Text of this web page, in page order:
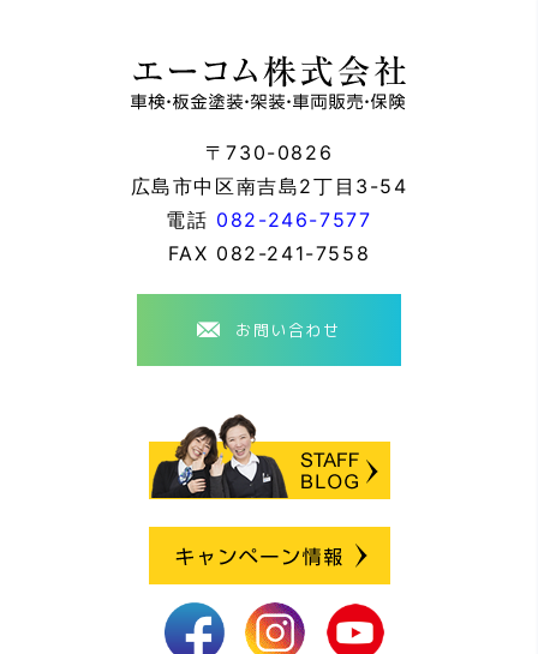
〒730-0826
広島市中区南吉島2丁目3-54
電話 082-246-7577
FAX 082-241-7558
お問い合わせ